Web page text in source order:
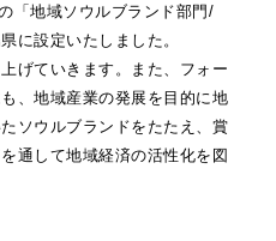
「地域ソウルブランド部門/
に設定いたしました。
げていきます。また、フォー
、地域産業の発展を目的に地
ソウルブランドをたたえ、賞
通して地域経済の活性化を図